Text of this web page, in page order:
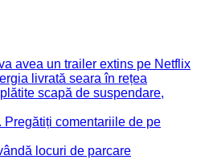
avea un trailer extins pe Netflix
livrată seara în rețea
scapă de suspendare,
Pregătiți comentariile de pe
locuri de parcare